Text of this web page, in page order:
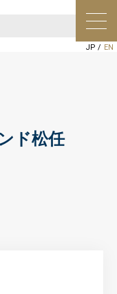
JP / EN
ド松任